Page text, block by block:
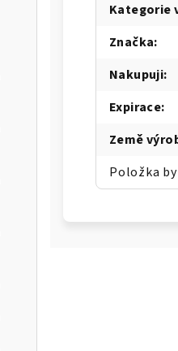
Kategorie
Značka:
Nakupuji:
Expirace:
Země
Položka